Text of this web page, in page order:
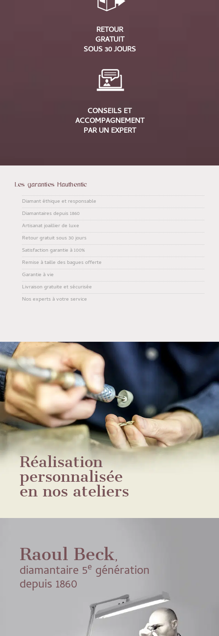
RETOUR
GRATUIT
SOUS 30 JOURS
CONSEILS ET
ACCOMPAGNEMENT
PAR UN EXPERT
Les garanties Hauthentic
Diamant éthique et responsable
Diamantaires depuis 1860
Artisanat joaillier de luxe
Retour gratuit sous 30 jours
Satisfaction garantie à 100%
Remise à taille des bagues offerte
Garantie à vie
Livraison gratuite et sécurisée
Nos experts à votre service
Réalisation
personnalisée
en nos ateliers
Raoul Beck,
diamantaire 5e génération
depuis 1860